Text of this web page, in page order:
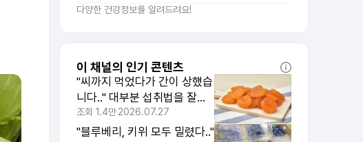
다양한 건강정보를 알려드려요!
이 채널의 인기 콘텐츠
"씨까지 먹었다가 간이 상했습
니다.." 대부분 섭취법을 잘못
알고 있는 위험한 열매 1위
조회 1.4만2026.07.27
"블루베리, 키위 모두 밀렸다.."